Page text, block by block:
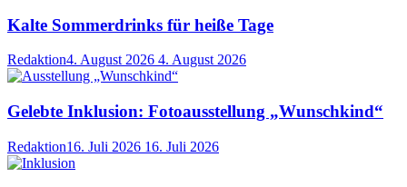
Kalte Sommerdrinks für heiße Tage
Redaktion4. August 2026 4. August 2026
Gelebte Inklusion: Fotoausstellung „Wunschkind“
Redaktion16. Juli 2026 16. Juli 2026